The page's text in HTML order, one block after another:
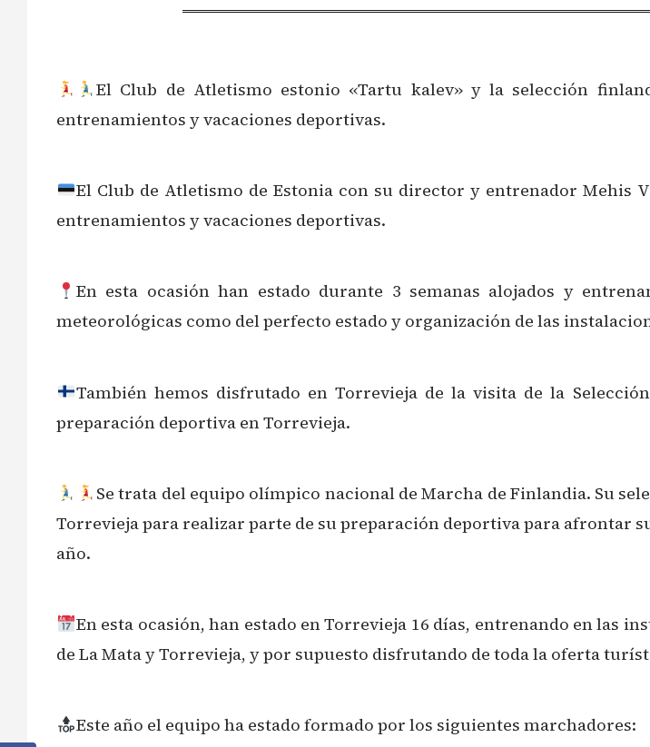
El Club de Atletismo estonio «Tartu kalev» y la selección
entrenamientos y vacaciones deportivas.
El Club de Atletismo de Estonia con su director y entrenador Mehis
entrenamientos y vacaciones deportivas.
En esta ocasión han estado durante 3 semanas alojados y
meteorológicas como del perfecto estado y organización de las
También hemos disfrutado en Torrevieja de la visita de la
preparación deportiva en Torrevieja.
Se trata del equipo olímpico nacional de Marcha de Finlandia. Su
Torrevieja para realizar parte de su preparación deportiva para afrontar
año.
En esta ocasión, han estado en Torrevieja 16 días, entrenando en las
de La Mata y Torrevieja, y por supuesto disfrutando de toda la oferta
Este año el equipo ha estado formado por los siguientes marchadores: